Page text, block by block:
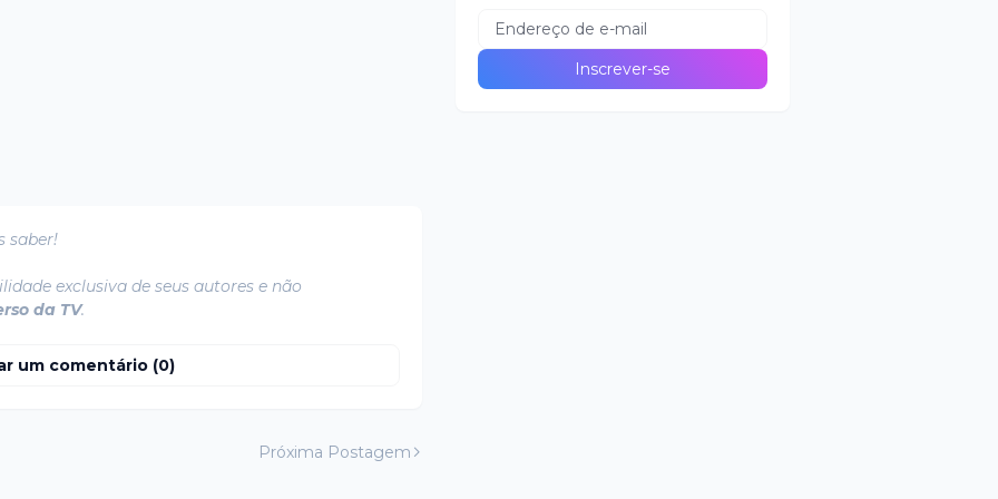
saber!
exclusiva de seus autores e não
da TV.
um comentário (0)
Próxima Postagem